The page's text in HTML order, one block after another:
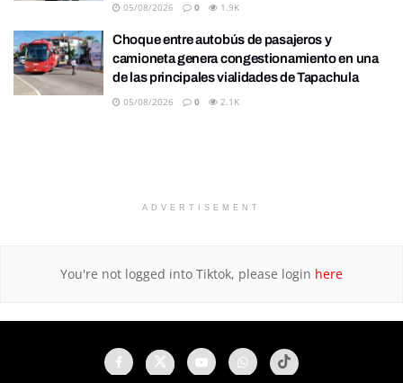
05/08/2026 0 1.9K
Choque entre autobús de pasajeros y
camioneta genera congestionamiento en una
de las principales vialidades de Tapachula
05/08/2026 0 2.1K
ADVERTISEMENT
You're not logged into Tiktok, please login here